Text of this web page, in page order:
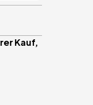
Kauf,